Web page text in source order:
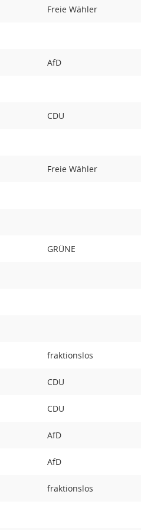
Freie Wähler
AfD
CDU
Freie Wähler
GRÜNE
fraktionslos
CDU
CDU
AfD
AfD
fraktionslos